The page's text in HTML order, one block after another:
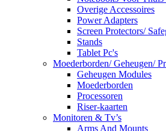
Overige Accessoires
Power Adapters
Screen Protectors/
Stands
Tablet Pc's
Moederborden/ Geheugen/
Geheugen Modules
Moederborden
Processoren
Riser-kaarten
Monitoren & Tv’s
Arms And Mounts